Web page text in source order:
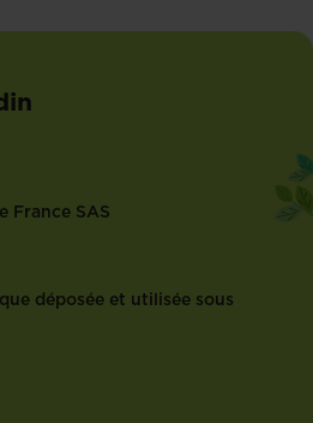
France SAS
déposée et utilisée sous